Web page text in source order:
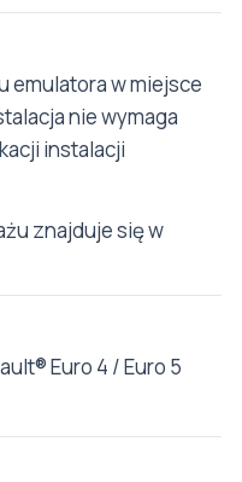
emulatora w miejsce
nie wymaga
instalacji
znajduje się w
Euro 4 / Euro 5